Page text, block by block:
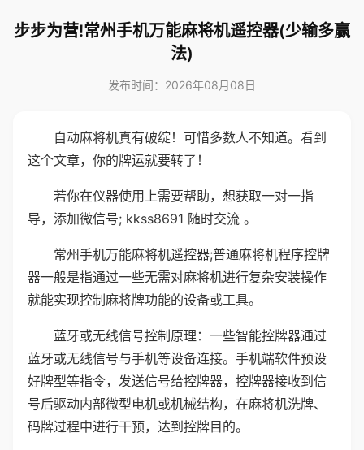
步步为营!常州手机万能麻将机遥控器(少输多赢
法)
发布时间：2026年08月08日
自动麻将机真有破绽！可惜多数人不知道。看到
这个文章，你的牌运就要转了！
若你在仪器使用上需要帮助，想获取一对一指
导，添加微信号; kkss8691 随时交流 。
常州手机万能麻将机遥控器;普通麻将机程序控牌
器一般是指通过一些无需对麻将机进行复杂安装操作
就能实现控制麻将牌功能的设备或工具。
蓝牙或无线信号控制原理：一些智能控牌器通过
蓝牙或无线信号与手机等设备连接。手机端软件预设
好牌型等指令，发送信号给控牌器，控牌器接收到信
号后驱动内部微型电机或机械结构，在麻将机洗牌、
码牌过程中进行干预，达到控牌目的。